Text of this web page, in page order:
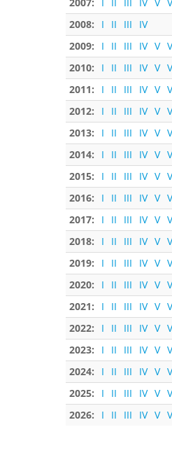
2008:
I II III
IV
2009:
I II III IV V
2010:
I II III IV V
2011:
I II III IV V
2012:
I II III IV V
2013:
I II III IV V
2014:
I II III IV V
2015:
I II III IV V
2016:
I II III IV V
2017:
I II III IV V
2018:
I II III IV V
2019:
I II III IV V
2020:
I II III IV V
2021:
I II III IV V
2022:
I II III IV V
2023:
I II III IV V
2024:
I II III IV V
2025:
I II III IV V
2026:
I II III IV V